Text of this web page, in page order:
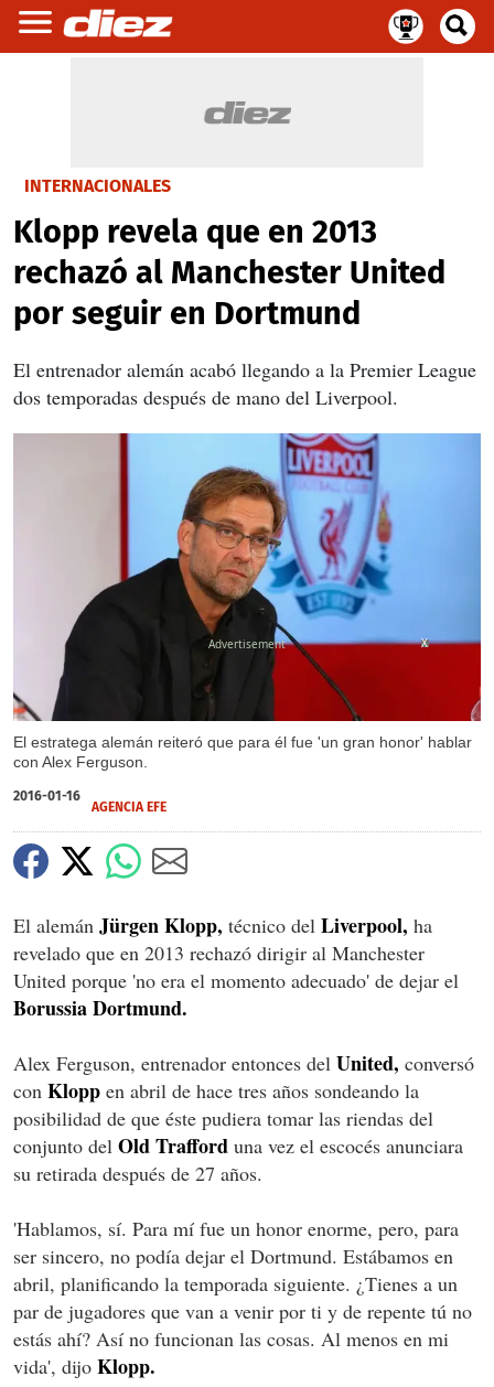
INTERNACIONALES
Klopp revela que en 2013
rechazó al Manchester United
por seguir en Dortmund
El entrenador alemán acabó llegando a la Premier League
dos temporadas después de mano del Liverpool.
El estratega alemán reiteró que para él fue 'un gran honor' hablar
con Alex Ferguson.
X
2016-01-16
AGENCIA EFE
El alemán Jürgen Klopp, técnico del Liverpool, ha
revelado que en 2013 rechazó dirigir al Manchester
United porque 'no era el momento adecuado' de dejar el
Borussia Dortmund.
Alex Ferguson, entrenador entonces del United, conversó
con Klopp en abril de hace tres años sondeando la
posibilidad de que éste pudiera tomar las riendas del
conjunto del Old Trafford una vez el escocés anunciara
su retirada después de 27 años.
'Hablamos, sí. Para mí fue un honor enorme, pero, para
ser sincero, no podía dejar el Dortmund. Estábamos en
abril, planificando la temporada siguiente. ¿Tienes a un
par de jugadores que van a venir por ti y de repente tú no
estás ahí? Así no funcionan las cosas. Al menos en mi
vida', dijo Klopp.